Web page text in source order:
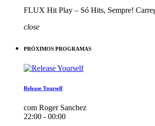
FLUX Hit Play – Só Hits, Sempre!
close
PRÓXIMOS PROGRAMAS
Release Yourself
com Roger Sanchez
22:00 - 00:00